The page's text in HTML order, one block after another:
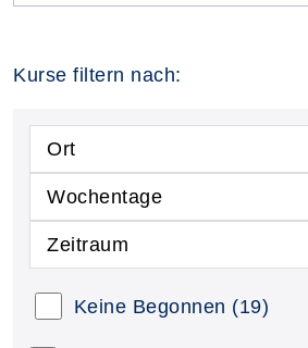
Kurse filtern nach:
Ort
Wochentage
Zeitraum
Keine Begonnen (19)